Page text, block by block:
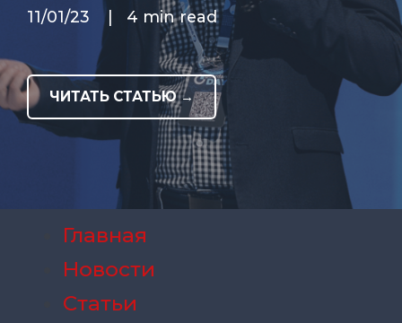
11/01/23 4 min read
ЧИТАТЬ СТАТЬЮ →
Главная
Новости
Статьи